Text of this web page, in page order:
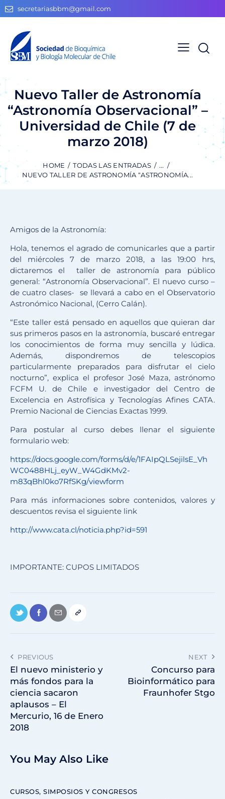
secretariasbbm@gmail.com
Nuevo Taller de Astronomía
“Astronomía Observacional” –
Universidad de Chile (7 de
marzo 2018)
HOME TODAS LAS ENTRADAS
...
NUEVO TALLER DE ASTRONOMÍA “ASTRONOMÍA...
Amigos de la Astronomía:
Hola, tenemos el agrado de comunicarles que a partir
del miércoles 7 de marzo 2018, a las 19:00 hrs,
dictaremos el taller de astronomía para público
general: “Astronomía Observacional”. El nuevo curso –
de cuatro clases- se llevará a cabo en el Observatorio
Astronómico Nacional, (Cerro Calán).
“Este taller está pensado en aquellos que quieran dar
sus primeros pasos en la astronomía, buscaré entregar
los conocimientos de forma muy sencilla y lúdica.
Además, dispondremos de telescopios
particularmente preparados para disfrutar el cielo
nocturno”, explica el profesor José Maza, astrónomo
FCFM U. de Chile e investigador del Centro de
Excelencia en Astrofísica y Tecnologías Afines CATA.
Premio Nacional de Ciencias Exactas 1999.
Para postular al curso debes llenar el siguiente
formulario web:
https://docs.google.com/forms/d/e/1FAIpQLSejilsE_Vh
WC0488HLj_eyW_W4GdKMv2-
m83qBhl0ko7RfSKg/viewform
Para más informaciones sobre contenidos, valores y
descuentos revisa el siguiente link
http://www.cata.cl/noticia.php?id=591
IMPORTANTE: CUPOS LIMITADOS
PREVIOUS
El nuevo ministerio y
más fondos para la
ciencia sacaron
aplausos – El
Mercurio, 16 de Enero
2018
NEXT
Concurso para
Bioinformático para
Fraunhofer Stgo
You May Also Like
CURSOS, SIMPOSIOS Y CONGRESOS